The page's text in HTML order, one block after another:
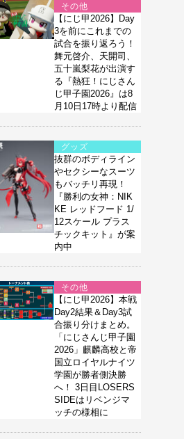
その他
【にじ甲2026】Day
3を前にこれまでの
試合を振り返ろう！
舞元啓介、天開司、
五十嵐梨花が出演す
る『熱狂！にじさん
じ甲子園2026』は8
月10日17時より配信
グッズ
抜群のボディライン
やセクシーなスーツ
もバッチリ再現！
『勝利の女神：NIK
KE レッドフード 1/
12スケール プラス
チックキット』が案
内中
その他
【にじ甲2026】本戦
Day2結果＆Day3試
合振り分けまとめ。
「にじさんじ甲子園
2026」麒麟高校と帝
国立ロイヤルナイツ
学園が勝者側決勝
へ！ 3日目LOSERS
SIDEはリベンジマ
ッチの様相に